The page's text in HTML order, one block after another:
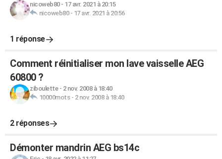
nicoweb80- 17 avr. 2021 à 20:15
nicoweb80- 17 avr. 2021 à 20:56
1 réponse
Comment réinitialiser mon lave vaisselle AEG
60800 ?
ziboulette- 2 nov. 2008 à 18:40
10000mots- 2 nov. 2008 à 18:40
2 réponses
Démonter mandrin AEG bs14c